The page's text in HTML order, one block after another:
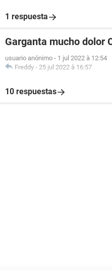
1 respuesta
Garganta mucho dolor
usuario anónimo - 1 jul 2022 à 12:54
Freddy - 25 jul 2022 à 16:57
10 respuestas